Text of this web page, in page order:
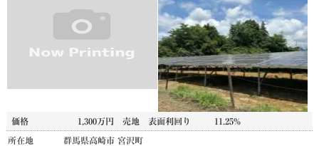
価格 1,300万円 売地 表面利回り 11.25%
所在地 群馬県高崎市 宮沢町